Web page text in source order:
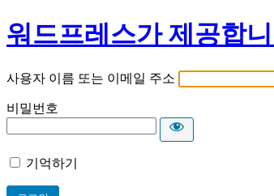
워드프레스가 제공합
사용자 이름 또는 이메일 주소
비밀번호
기억하기